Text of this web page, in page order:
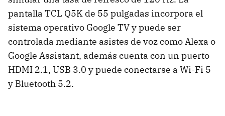
pantalla TCL Q5K de 55 pulgadas incorpora el
sistema operativo Google TV y puede ser
controlada mediante asistes de voz como Alexa o
Google Assistant, además cuenta con un puerto
HDMI 2.1, USB 3.0 y puede conectarse a Wi-Fi 5
y Bluetooth 5.2.